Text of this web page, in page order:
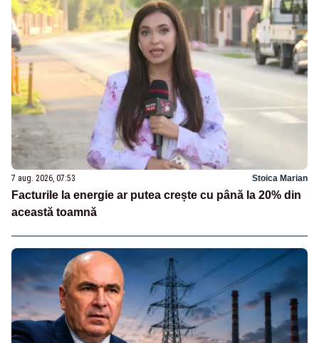
7 aug. 2026, 07:53 Stoica Marian
Facturile la energie ar putea crește cu până la 20% din
această toamnă